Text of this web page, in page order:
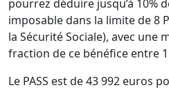
pourrez déduire jusqu’à 10%
imposable dans la limite de 8
la Sécurité Sociale), avec une
fraction de ce bénéfice entre 1
Le PASS est de 43 992 euros